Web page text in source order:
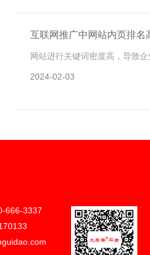
互联网推广中网站内页排名
网站进行关键词密度高，导致
2024-02-03
666-3337